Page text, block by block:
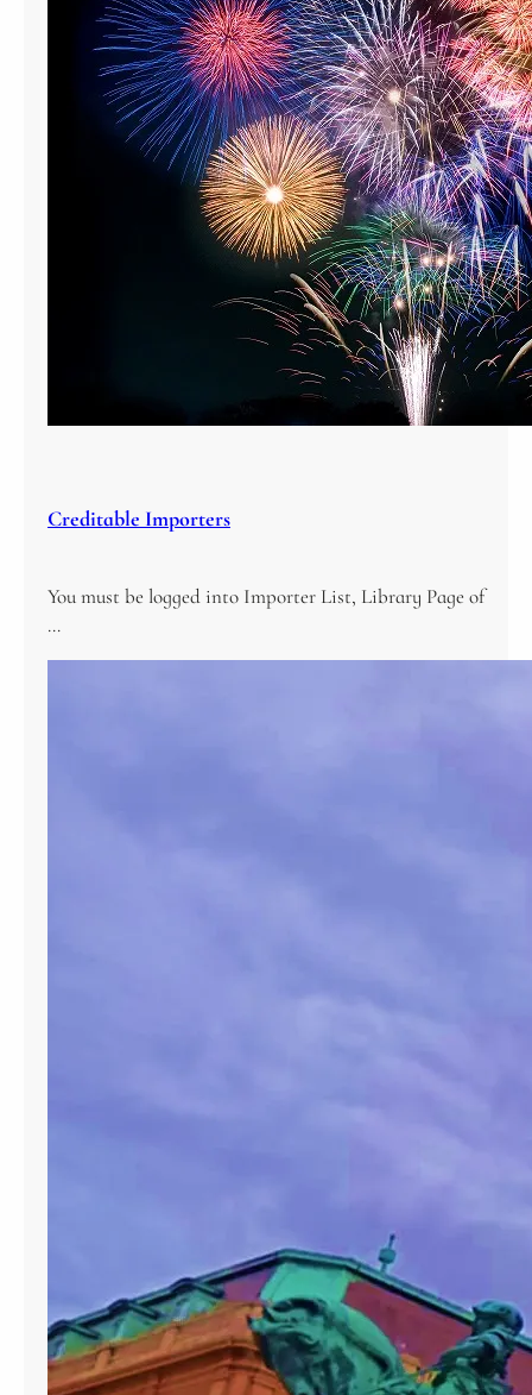
Creditable Importers
You must be logged into Importer List, Library Page of
…